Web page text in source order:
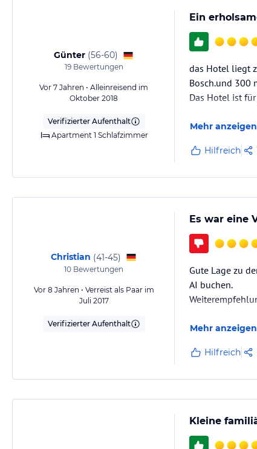
Günter (56-60)
19Bewertungen
Vor 7 Jahren • Alleinreisend im
Oktober 2018
Verifizierter Aufenthalt
Apartment 1 Schlafzimmer
Ein
das Hotel liegt
Bosch.und 300
Das Hotel ist
Mehr anzeigen
Hilfreich
Christian (41-45)
10 Bewertungen
Vor 8 Jahren • Verreist als Paar im
Juli 2017
Verifizierter Aufenthalt
Es war eine
Gute Lage zu
AI buchen.
Mehr anzeigen
Hilfreich
Kleine